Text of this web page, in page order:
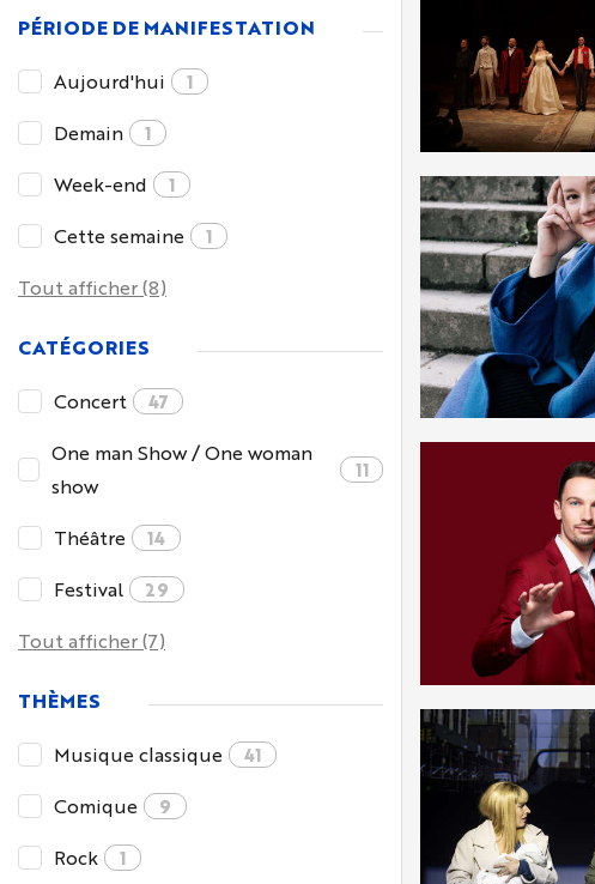
PÉRIODE DE MANIFESTATION
Aujourd'hui 1
Demain 1
Week-end 1
Cette semaine 1
Tout afficher (8)
CATÉGORIES
Concert 47
One man Show / One woman
show
11
Théâtre 14
Festival 29
Tout afficher (7)
THÈMES
Musique classique 41
Comique 9
Rock 1